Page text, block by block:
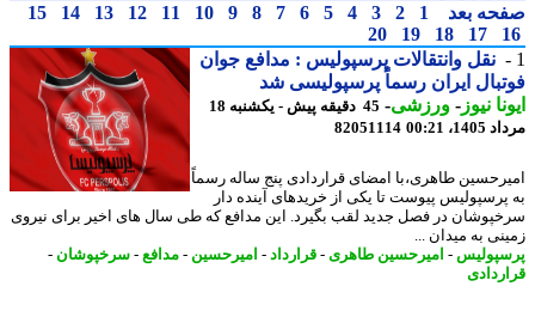
بعد
1
2
3
4
5
6
7
8
9
10
11
12
13
14
15
17
18
19
20
نقل وانتقالات پرسپولیس : مدافع جوان
ایران رسماً پرسپولیسی شد
نیوز-ورزشی-
45 دقیقه پیش - یکشنبه 18
00:21
82051114
طاهری،با امضای قراردادی پنج ساله رسماً
پیوست تا یکی از خریدهای آینده دار
در فصل جدید لقب بگیرد. این مدافع که طی سال های اخیر برای نیروی
به میدان ...
-امیرحسین طاهری- قرارداد -امیرحسین-مدافع- سرخپوشان-